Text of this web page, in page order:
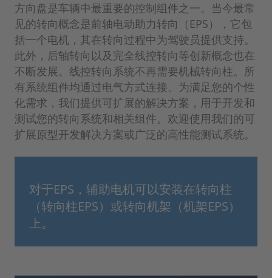
方向盘是车辆中最重要的控制组件之一。当今最常
见的转向概念是前轴电动助力转向（EPS），它包
括一个电机，其在转向过程中为驾驶员提供支持。
此外，后轴转向以及完全线控转向等创新概念也在
不断发展。线控转向系统不再需要机械转向柱。所
有系统组件均通过电气方式连接。为满足您的个性
化需求，我们提供可扩展的解决方案，用于开发和
测试您的转向系统和相关组件。欢迎使用我们的可
扩展原型开发解决方案或广泛的高性能测试系统。
对于EPS，辅助电机可以安装在转向柱
（转向柱EPS）或转向机架（机架EPS）
上。